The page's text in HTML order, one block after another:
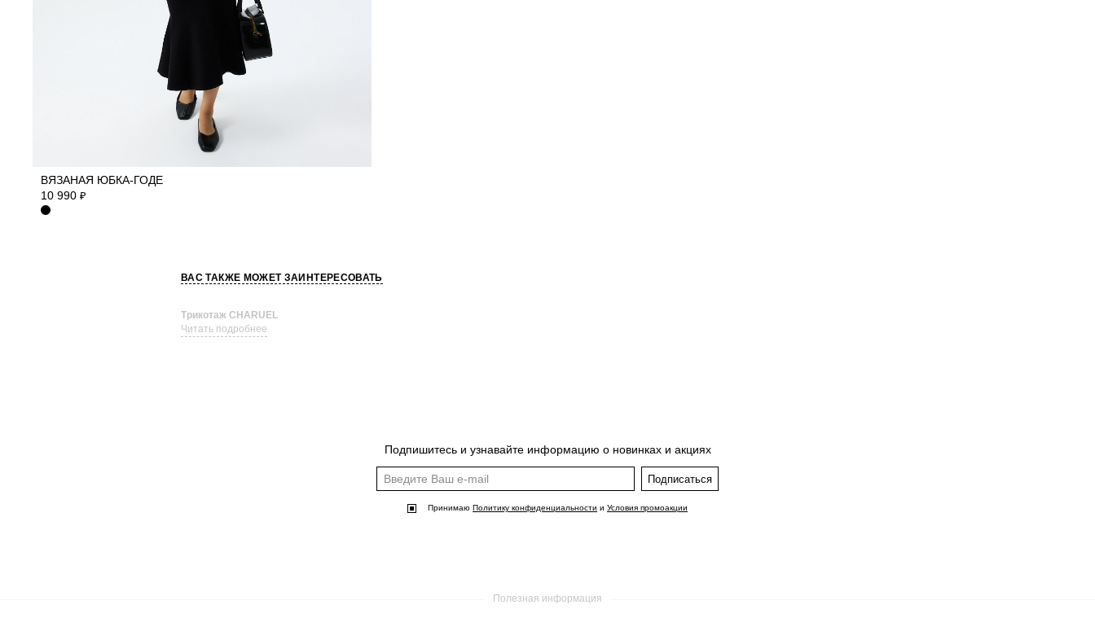
M S
ВЯЗАНАЯ ЮБКА-ГОДЕ
10 990 ₽
ВАС ТАКЖЕ МОЖЕТ ЗАИНТЕРЕСОВАТЬ
Трикотаж CHARUEL
Читать подробнее
Подпишитесь и узнавайте информацию о новинках и акциях
Подписаться
Принимаю Политику конфиденциальности и Условия промоакции
Полезная информация